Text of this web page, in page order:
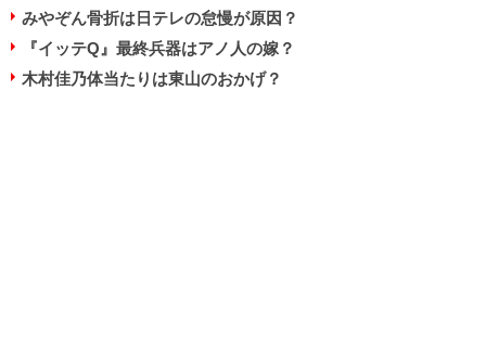
みやぞん骨折は日テレの怠慢が原因？
『イッテQ』最終兵器はアノ人の嫁？
木村佳乃体当たりは東山のおかげ？